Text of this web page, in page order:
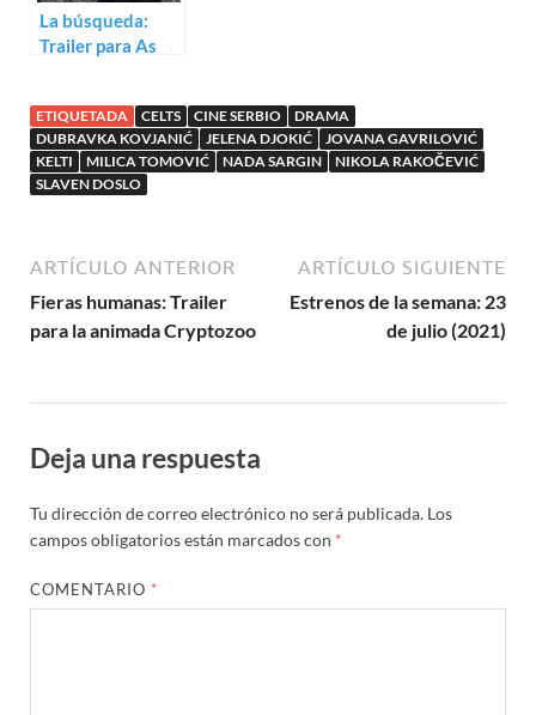
La búsqueda:
Trailer para As
ETIQUETADA CELTS CINE SERBIO
DRAMA
DUBRAVKA KOVJANIĆ
JELENA DJOKIĆ
JOVANA GAVRILOVIĆ
KELTI
MILICA TOMOVIĆ NADA SARGIN
NIKOLA RAKOČEVIĆ
SLAVEN DOSLO
ARTÍCULO ANTERIOR
Fieras humanas: Trailer
para la animada Cryptozoo
ARTÍCULO SIGUIENTE
Estrenos de la semana: 23
de julio (2021)
Deja una respuesta
Tu dirección de correo electrónico no será publicada. Los
campos obligatorios están marcados con *
COMENTARIO *